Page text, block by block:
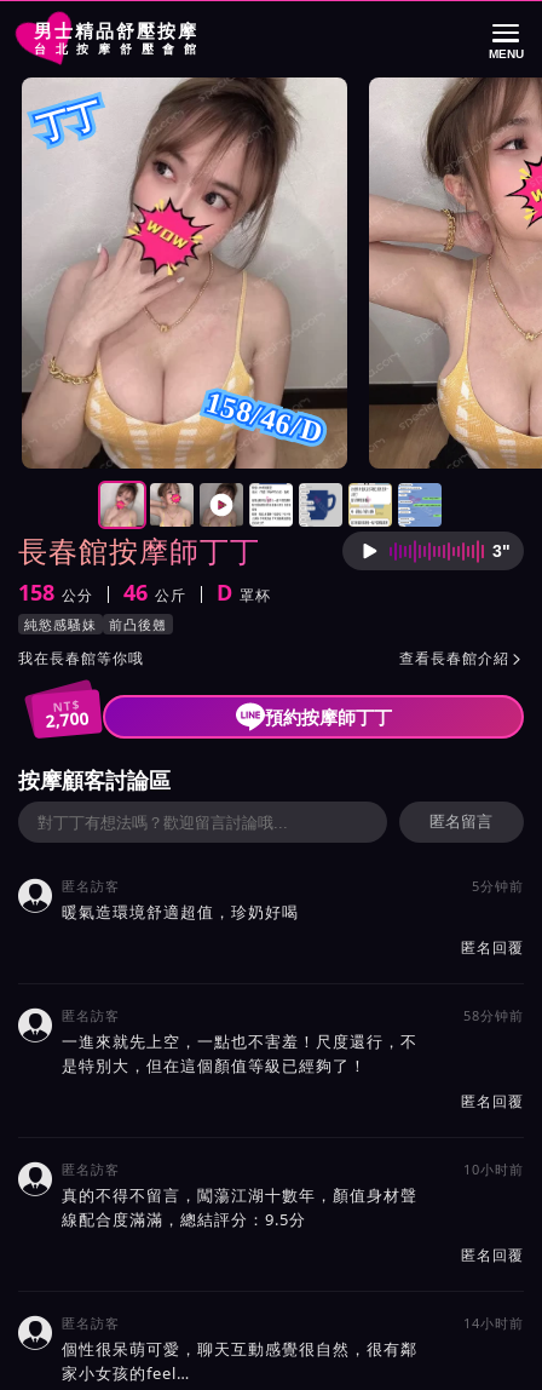
男士精品舒壓按摩
台北按摩舒壓會館 MENU
首頁 長春館按摩師丁丁詳細介紹
長春館按摩師丁丁 按摩師
3"
身高
158 公分
體重 46 公斤
罩杯 D 罩杯
按摩師丁丁服務風格與特色
純慾感騷妹 前凸後翹
按摩師丁丁所屬按摩會館介紹與班表
我在長春館等你哦 查看長春館介紹 
NT$
2,700 預約按摩師丁丁
長春館按摩師丁丁照片展示與影片介紹
丁丁
158/46/D
按摩師丁丁照片展示與影片介紹及客戶評價截屏展示
按摩顧客討論區
匿名留言
 匿名訪客 5分钟前
暖氣造環境舒適超值，珍奶好喝
匿名回覆
 匿名訪客 58分钟前
一進來就先上空，一點也不害羞！尺度還行，不
是特別大，但在這個顏值等級已經夠了！
匿名回覆
 匿名訪客 10小时前
真的不得不留言，闖蕩江湖十數年，顏值身材聲
線配合度滿滿，總結評分：9.5分
匿名回覆
 匿名訪客 14小时前
個性很呆萌可愛，聊天互動感覺很自然，很有鄰
家小女孩的feel…